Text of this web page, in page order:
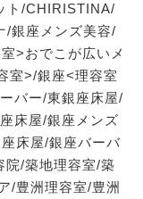
ト/CHIRISTINA/
/銀座メンズ美容/
>おでこが広いメ
室>/銀座<理容室
バー/東銀座床屋/
床屋/銀座メンズ
床屋/銀座バーバ
院/築地理容室/築
/豊洲理容室/豊洲